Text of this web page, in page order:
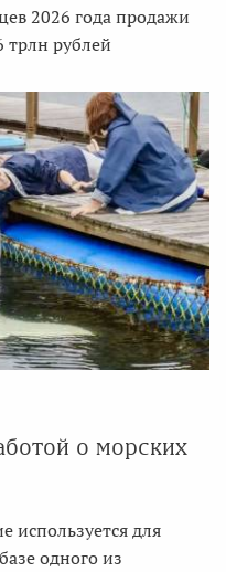
2026 года продажи
трлн рублей
о морских
используется для
одного из